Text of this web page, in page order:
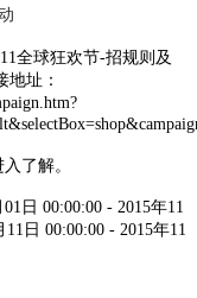
全球狂欢节-招规则及
址：
了解。
日 00:00:00 - 2015年11
日 00:00:00 - 2015年11